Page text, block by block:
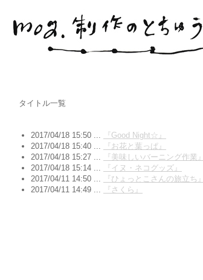
タイトル一覧
2017/04/18 15:50 ...
『Good Night☆』
2017/04/18 15:40 ...
『お花と葉っぱ』
2017/04/18 15:27 ...
『美味しいバーニング作業』
2017/04/18 15:14 ...
『イヌ・ネコグッズ』
2017/04/11 14:50 ...
『ひょっとこさんの旅立ち』
2017/04/11 14:49 ...
『さくら』